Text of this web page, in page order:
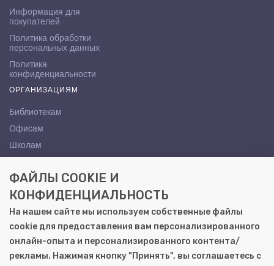
Информация для
покупателей
Политика обработки
персональных данных
Политика
конфиденциальности
ОРГАНИЗАЦИЯМ
Библиотекам
Офисам
Школам
КОНТАКТЫ
Саратов, ул. Осипова, 10А
+7 (8452) 72-65-65
gemera@moya-kniga.ru
ФАЙЛЫ COOKIE И
КОНФИДЕНЦИАЛЬНОСТЬ
На нашем сайте мы используем собственные файлы
cookie для предоставления вам персонализированного
онлайн-опыта и персонализированного контента/
рекламы. Нажимая кнопку "Принять", вы соглашаетесь с